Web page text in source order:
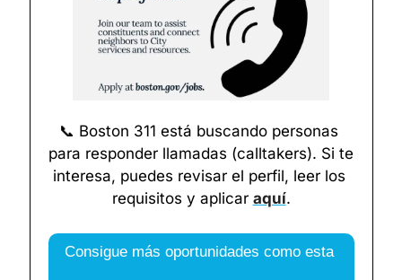
📞 Boston 311 está buscando personas
para responder llamadas (calltakers). Si te
interesa, puedes revisar el perfil, leer los
requisitos y aplicar aquí.
Consigue más oportunidades como esta